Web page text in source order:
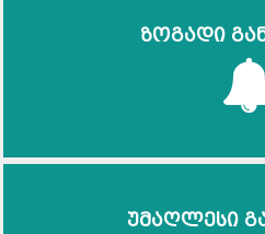
ზოგადი
უმაღლესი